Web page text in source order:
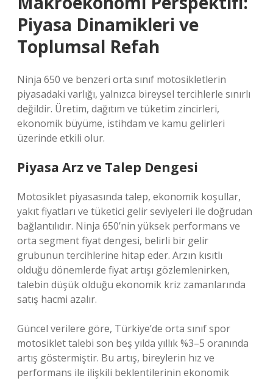
Piyasa Dinamikleri ve
Toplumsal Refah
Ninja 650 ve benzeri orta sınıf motosikletlerin
piyasadaki varlığı, yalnızca bireysel tercihlerle sınırlı
değildir. Üretim, dağıtım ve tüketim zincirleri,
ekonomik büyüme, istihdam ve kamu gelirleri
üzerinde etkili olur.
Piyasa Arz ve Talep Dengesi
Motosiklet piyasasında talep, ekonomik koşullar,
yakıt fiyatları ve tüketici gelir seviyeleri ile doğrudan
bağlantılıdır. Ninja 650’nin yüksek performans ve
orta segment fiyat dengesi, belirli bir gelir
grubunun tercihlerine hitap eder. Arzın kısıtlı
olduğu dönemlerde fiyat artışı gözlemlenirken,
talebin düşük olduğu ekonomik kriz zamanlarında
satış hacmi azalır.
Güncel verilere göre, Türkiye’de orta sınıf spor
motosiklet talebi son beş yılda yıllık %3–5 oranında
artış göstermiştir. Bu artış, bireylerin hız ve
performans ile ilişkili beklentilerinin ekonomik